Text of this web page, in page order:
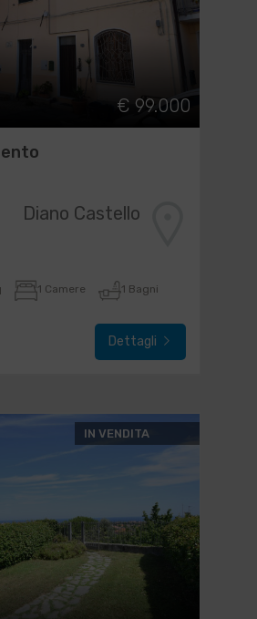
€ 99.000
Diano Castello
1 Camere 1 Bagni
Dettagli
IN VENDITA